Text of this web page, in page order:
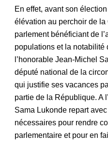
En effet, avant son
élévation au perchoir de la
parlement bénéficiant de
populations et la notabilité
l’honorable Jean-Michel
député national de la
qui justifie ses vacances
partie de la République. A
Sama Lukonde repart
nécessaires pour rendre
parlementaire et pour en